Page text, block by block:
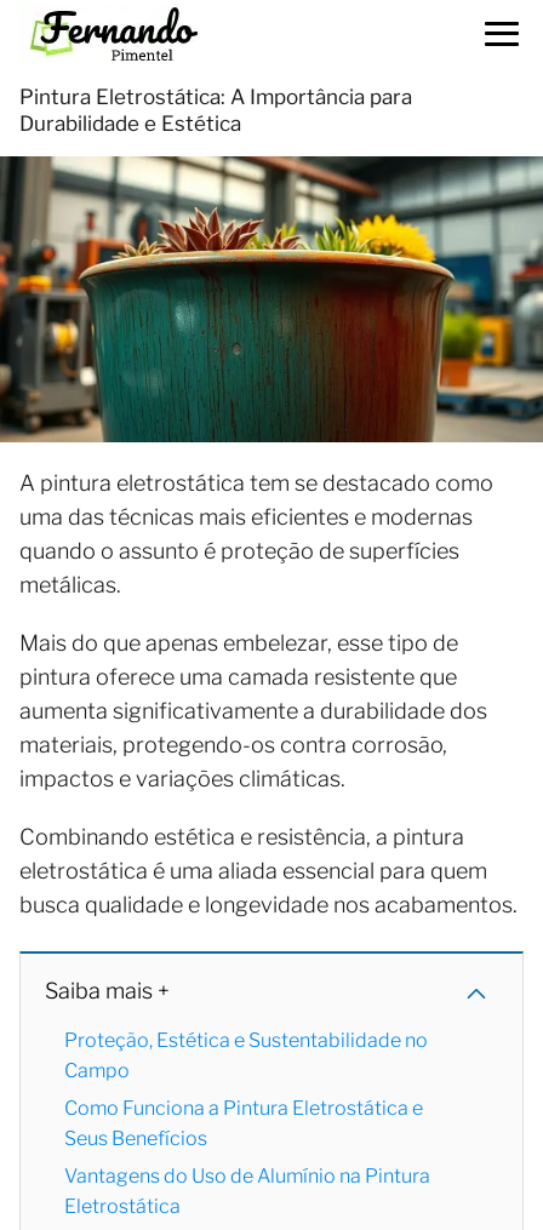
Pintura Eletrostática: A Importância para
Durabilidade e Estética
A pintura eletrostática tem se destacado como
uma das técnicas mais eficientes e modernas
quando o assunto é proteção de superfícies
metálicas.
Mais do que apenas embelezar, esse tipo de
pintura oferece uma camada resistente que
aumenta significativamente a durabilidade dos
materiais, protegendo-os contra corrosão,
impactos e variações climáticas.
Combinando estética e resistência, a pintura
eletrostática é uma aliada essencial para quem
busca qualidade e longevidade nos acabamentos.
Saiba mais +
Proteção, Estética e Sustentabilidade no
Campo
Como Funciona a Pintura Eletrostática e
Seus Benefícios
Vantagens do Uso de Alumínio na Pintura
Eletrostática